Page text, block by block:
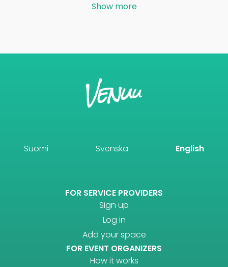
Show more
Suomi Svenska English
FOR SERVICE PROVIDERS
Sign up
Log in
Add your space
FOR EVENT ORGANIZERS
How it works